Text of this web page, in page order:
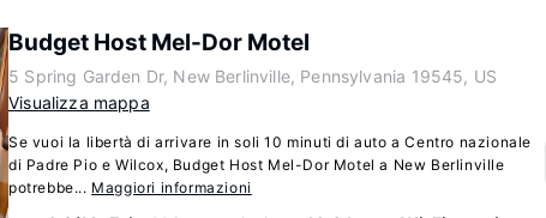
Budget Host Mel-Dor Motel
5 Spring Garden Dr, New Berlinville, Pennsylvania 19545, US
Visualizza mappa
Se vuoi la libertà di arrivare in soli 10 minuti di auto a Centro nazionale
di Padre Pio e Wilcox, Budget Host Mel-Dor Motel a New Berlinville
potrebbe... Maggiori informazioni